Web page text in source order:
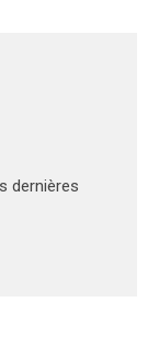
dernières